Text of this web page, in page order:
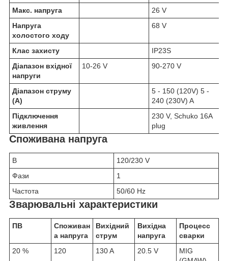
Макс. напруга
26 V
Напруга
холостого ходу
68 V
Клас захисту
IP23S
Діапазон вхідної
напруги
10-26 V 90-270 V
Діапазон струму
(А)
5 - 150 (120V) 5 -
240 (230V) A
Підключення
живлення
230 V, Schuko 16A
plug
Споживана напруга
В
120/230 V
Фази
1
Частота
50/60 Hz
Зварювальні характеристики
ПВ
Споживан
а напруга
Вихідний
струм
Вихідна
напруга
Процесс
сварки
20 %
120 130 A 20.5 V
MIG